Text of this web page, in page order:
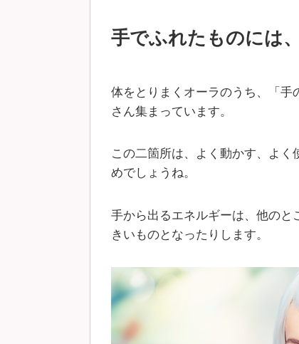
手でふれたものには
体をとりまくオーラのうち、「手
さん集まっています。
この二箇所は、よく動かす、よ
めでしょうね。
手から出るエネルギーは、他のと
きいものとなったりします。